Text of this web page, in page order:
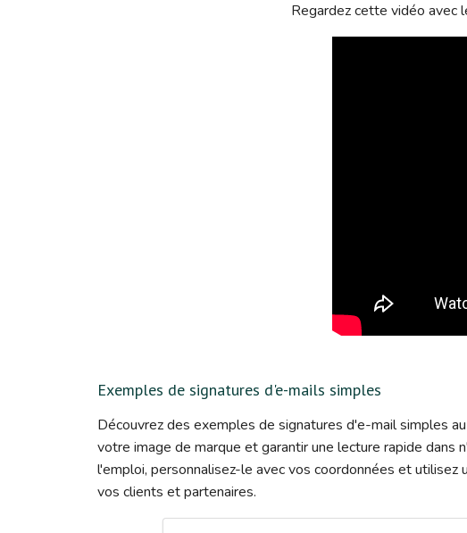
Regardez cette vidéo avec
Exemples de signatures d'e-mails simples
Découvrez des exemples de signatures d'e-mail simples
votre image de marque et garantir une lecture rapide dans
l'emploi, personnalisez-le avec vos coordonnées et
vos clients et partenaires.